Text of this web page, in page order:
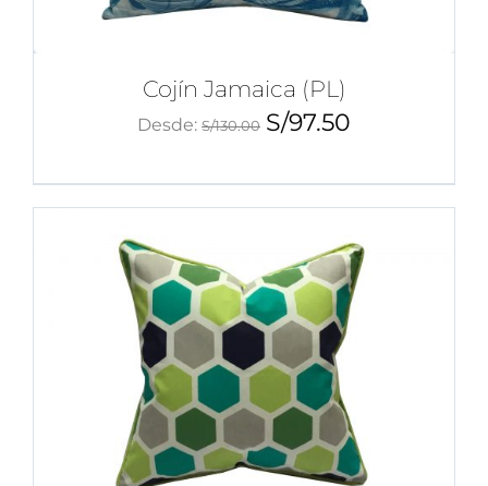
Cojín Jamaica (PL)
Desde: S/130.00 S/97.50